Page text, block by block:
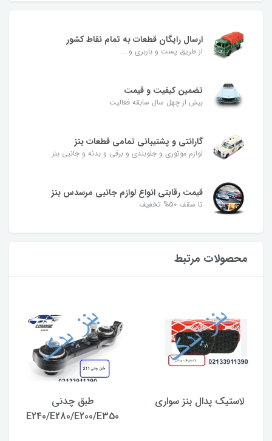
ارسال رایگان قطعات به تمام نقاط کشور
از طریق پست و باربری و....
تضمین کیفیت و قیمت
بیش از چهل سال سابقه فعالیت
گارانتی و پشتیبانی تمامی قطعات بنز
لوازم موتوری و جلوبندی و برقی و بدنه و جانبی بنز
قیمت رقابتی انواع لوازم جانبی مرسدس بنز
تا سقف 50% تخفیف
محصولات مرتبط
لاستیک پدال بنز سواری
طبق چدنی
E240/E280/E200/E350